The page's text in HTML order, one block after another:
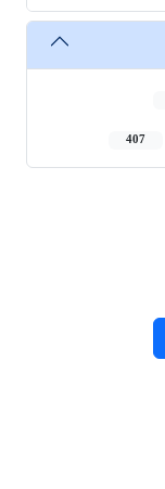
407